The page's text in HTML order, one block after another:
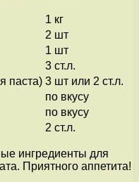
1 кг
2 шт
1 шт
3 ст.л.
паста) 3 шт или 2 ст.л.
по вкусу
по вкусу
2 ст.л.
ингредиенты для
Приятного аппетита!